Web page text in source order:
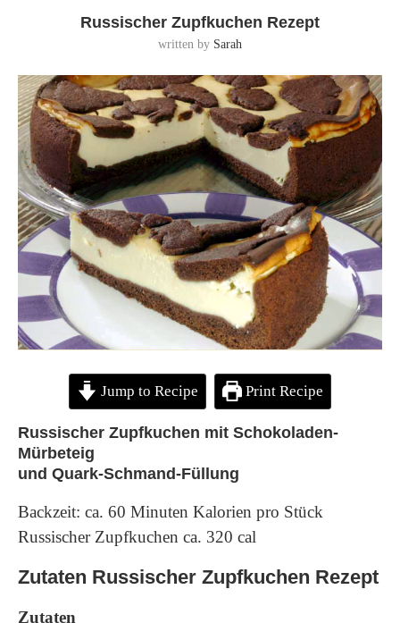
Russischer Zupfkuchen Rezept
written by Sarah
Jump to Recipe Print Recipe
Russischer Zupfkuchen mit Schokoladen-
Mürbeteig
und Quark-Schmand-Füllung
Backzeit: ca. 60 Minuten Kalorien pro Stück
Russischer Zupfkuchen ca. 320 cal
Zutaten Russischer Zupfkuchen Rezept
Zutaten